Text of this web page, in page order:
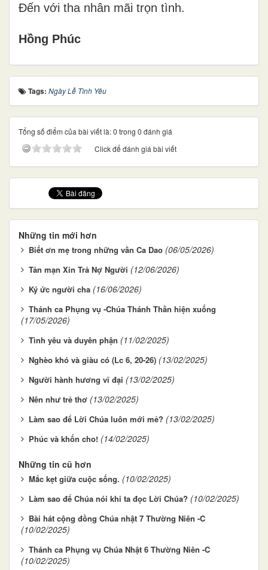
Đến với tha nhân mãi trọn tình.
Hồng Phúc
Tags: Ngày Lễ Tình Yêu
Tổng số điểm của bài viết là: 0 trong 0 đánh giá
Click để đánh giá bài viết
Những tin mới hơn
Biết ơn mẹ trong những vần Ca Dao (06/05/2026)
Tản mạn Xin Trả Nợ Người (12/06/2026)
Ký ức người cha (16/06/2026)
Thánh ca Phụng vụ -Chúa Thánh Thần hiện xuống
(17/05/2026)
Tình yêu và duyên phận (11/02/2025)
Nghèo khó và giàu có (Lc 6, 20-26) (13/02/2025)
Người hành hương vĩ đại (13/02/2025)
Nên như trẻ thơ (13/02/2025)
Làm sao để Lời Chúa luôn mới mẻ? (13/02/2025)
Phúc và khốn cho! (14/02/2025)
Những tin cũ hơn
Mắc kẹt giữa cuộc sống. (10/02/2025)
Làm sao để Chúa nói khi ta đọc Lời Chúa? (10/02/2025)
Bài hát cộng đồng Chúa nhật 7 Thường Niên -C
(10/02/2025)
Thánh ca Phụng vụ Chúa Nhật 6 Thường Niên -C
(10/02/2025)